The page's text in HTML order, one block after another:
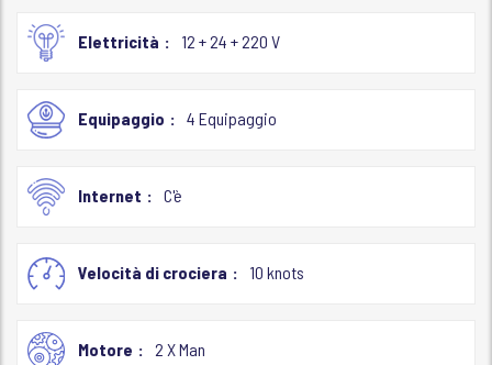
Elettricità 12 + 24 + 220 V
Equipaggio 4 Equipaggio
Internet C'è
Velocità di crociera 10 knots
Motore 2 X Man